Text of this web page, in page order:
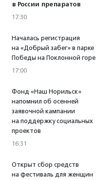
в России препаратов
17:30
Началась регистрация
на «Добрый забег» в парке
Победы на Поклонной горе
17:00
Фонд «Наш Норильск»
напомнил об осенней
заявочной кампании
на поддержку социальных
проектов
16:31
Открыт сбор средств
на фестиваль для женщин